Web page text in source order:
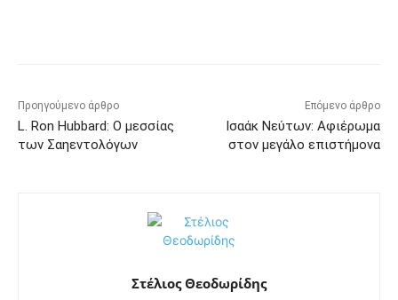
Προηγούμενο άρθρο
L. Ron Hubbard: Ο μεσσίας
των Σαηεντολόγων
Επόμενο άρθρο
Ισαάκ Νεύτων: Αφιέρωμα
στον μεγάλο επιστήμονα
Στέλιος Θεοδωρίδης